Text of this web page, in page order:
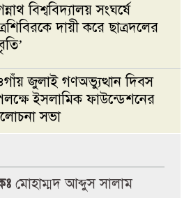
বিশ্ববিদ্যালয় সংঘর্ষে
দায়ী করে ছাত্রদলের
জুলাই গণঅভ্যুত্থান দিবস
ইসলামিক ফাউন্ডেশনের
সভা
প্রতিবাদে ৭২ ঘণ্টার
মোহাম্মদ আব্দুস সালাম